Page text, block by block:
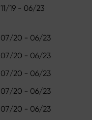
11/19 - 06/23
07/20 - 06/23
07/20 - 06/23
07/20 - 06/23
07/20 - 06/23
07/20 - 06/23